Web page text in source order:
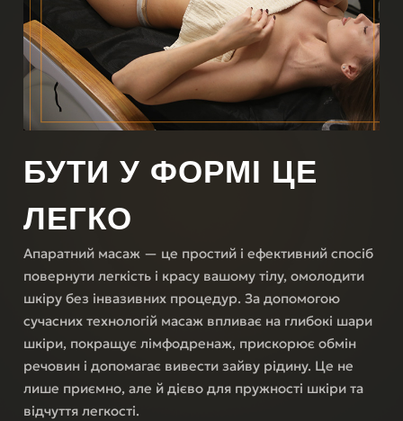
БУТИ У ФОРМІ ЦЕ
ЛЕГКО
Апаратний масаж — це простий і ефективний спосіб
повернути легкість і красу вашому тілу, омолодити
шкіру без інвазивних процедур. За допомогою
сучасних технологій масаж впливає на глибокі шари
шкіри, покращує лімфодренаж, прискорює обмін
речовин і допомагає вивести зайву рідину. Це не
лише приємно, але й дієво для пружності шкіри та
відчуття легкості.